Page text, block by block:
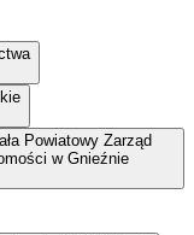
Powiatowy Zarząd
w Gnieźnie